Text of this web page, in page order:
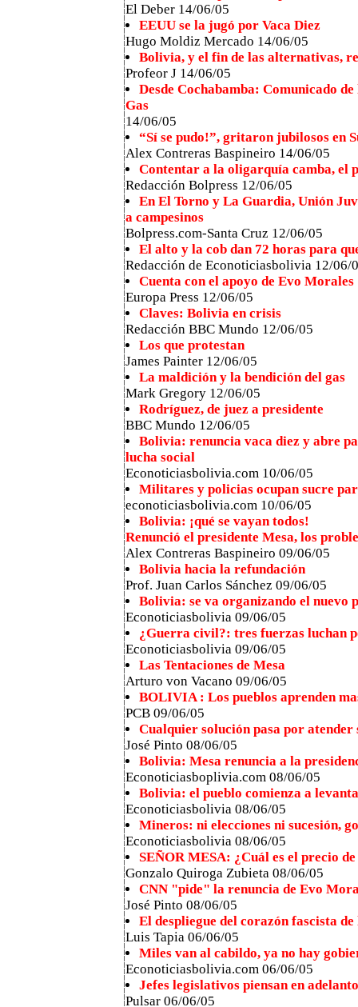
El Deber 14/06/05
EEUU se la jugó por Vaca Diez
Hugo Moldiz Mercado 14/06/05
Bolivia, y el fin de las alternativas,
Profeor J 14/06/05
Desde Cochabamba: Comunicado
Gas
14/06/05
“Sí se pudo!”, gritaron jubilosos en
Alex Contreras Baspineiro 14/06/05
Contentar a la oligarquía camba, el
Redacción Bolpress 12/06/05
En El Torno y La Guardia, Unión
a campesinos
Bolpress.com-Santa Cruz 12/06/05
El alto y la cob dan 72 horas para
Redacción de Econoticiasbolivia 12/06/
Cuenta con el apoyo de Evo Morales
Europa Press 12/06/05
Claves: Bolivia en crisis
Redacción BBC Mundo 12/06/05
Los que protestan
James Painter 12/06/05
La maldición y la bendición del gas
Mark Gregory 12/06/05
Rodríguez, de juez a presidente
BBC Mundo 12/06/05
Bolivia: renuncia vaca diez y abre
lucha social
Econoticiasbolivia.com 10/06/05
Militares y policias ocupan sucre
econoticiasbolivia.com 10/06/05
Bolivia: ¡qué se vayan todos!
Renunció el presidente Mesa, los
Alex Contreras Baspineiro 09/06/05
Bolivia hacia la refundación
Prof. Juan Carlos Sánchez 09/06/05
Bolivia: se va organizando el nuevo
Econoticiasbolivia 09/06/05
¿Guerra civil?: tres fuerzas luchan
Econoticiasbolivia 09/06/05
Las Tentaciones de Mesa
Arturo von Vacano 09/06/05
BOLIVIA : Los pueblos aprenden
PCB 09/06/05
Cualquier solución pasa por atender
José Pinto 08/06/05
Bolivia: Mesa renuncia a la
Econoticiasboplivia.com 08/06/05
Bolivia: el pueblo comienza a
Econoticiasbolivia 08/06/05
Mineros: ni elecciones ni sucesión,
Econoticiasbolivia 08/06/05
SEÑOR MESA: ¿Cuál es el precio
Gonzalo Quiroga Zubieta 08/06/05
CNN "pide" la renuncia de Evo
José Pinto 08/06/05
El despliegue del corazón fascista
Luis Tapia 06/06/05
Miles van al cabildo, ya no hay
Econoticiasbolivia.com 06/06/05
Jefes legislativos piensan en
Pulsar 06/06/05